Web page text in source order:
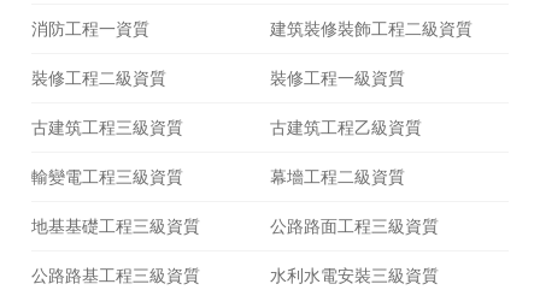
消防工程一資質 建筑裝修裝飾工程二級資質
裝修工程二級資質 裝修工程一級資質
古建筑工程三級資質 古建筑工程乙級資質
輸變電工程三級資質 幕墻工程二級資質
地基基礎工程三級資質 公路路面工程三級資質
公路路基工程三級資質 水利水電安裝三級資質